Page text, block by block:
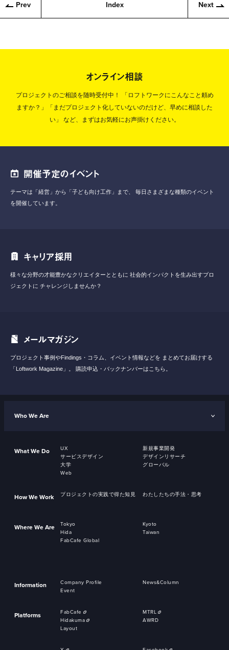
Prev Index Next
オンライン相談
プロジェクトのご相談を随時受付中！
「ロフトワークにこんなこと頼め
ますか？」「まだプロジェクト化していないのだけど、早めに相談した
い」
など、まずはお気軽にお声掛けください。
開催予定のイベント
テーマは「経営」から「子ども向け工作」まで、
毎日さまざまな種類のイベント
を開催しています。
キャリア採用
様々な分野の才能豊かなクリエイターとともに 社会的インパクトを生み出すプロ
ジェクトに チャレンジしませんか？
メールマガジン
プロジェクト事例やFindings・コラム、イベント情報などを まとめてお届けする
「Loftwork Magazine」。
購読申込・バックナンバーはこちら。
Who We Are
What We Do UX
新規事業開発
サービスデザイン
デザインリサーチ
大学
グローバル
Web
How We Work プロジェクトの実践で得た知見 わたしたちの手法・思考
Where We Are Tokyo
Kyoto
Hida
Taiwan
FabCafe Global
Information Company Profile
News&Column
Event
Platforms FabCafe
MTRL
Hidakuma
AWRD
Layout